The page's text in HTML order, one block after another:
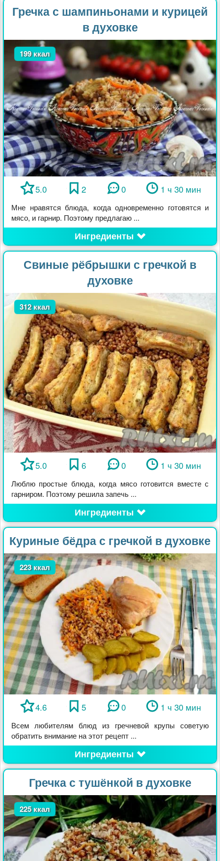
Гречка с шампиньонами и курицей
в духовке
199 ккал
5.0 2 0 1 ч 30 мин
Мне нравятся блюда, когда одновременно готовятся и
мясо, и гарнир. Поэтому предлагаю ...
Ингредиенты
Свиные рёбрышки с гречкой в
духовке
312 ккал
5.0 6 0 1 ч 30 мин
Люблю простые блюда, когда мясо готовится вместе с
гарниром. Поэтому решила запечь ...
Ингредиенты
Куриные бёдра с гречкой в духовке
223 ккал
4.6 5 0 1 ч 30 мин
Всем любителям блюд из гречневой крупы советую
обратить внимание на этот рецепт ...
Ингредиенты
Гречка с тушёнкой в духовке
225 ккал